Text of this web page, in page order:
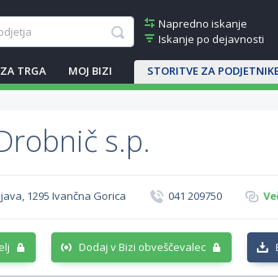
Napredno iskanje
Iskanje po dejavnosti
TRGA MOJ BIZI STORITVE ZA
s.p.
1295 Ivančna Gorica 041 209750
Dodaj v Bizi obveščevalec